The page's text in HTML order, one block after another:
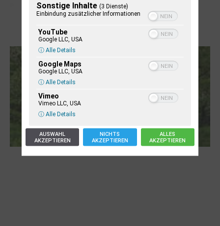
Letj fröögels
Robert Schads „Blickweit“: Linien im Land
Sonstige Inhalte (3 Dienste)
Einbindung zusätzlicher Informationen
YouTube
Google LLC, USA
ⓘ Alle Details
Google Maps
Google LLC, USA
ⓘ Alle Details
Vimeo
Vimeo LLC, USA
ⓘ Alle Details
AUSWAHL
AKZEPTIEREN
NICHTS
AKZEPTIEREN
ALLES
AKZEPTIEREN